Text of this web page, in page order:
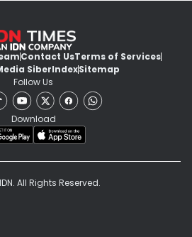
Contact UsTerms of Services
SiberIndexSitemap
Follow Us
Download
All Rights Reserved.